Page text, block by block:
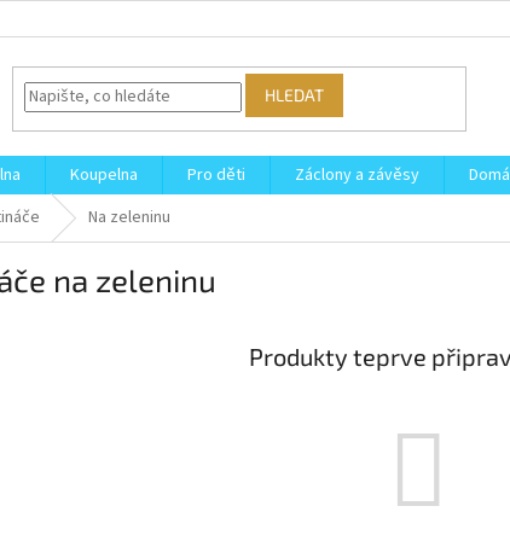
HLEDAT
Koupelna Pro děti Záclony a závěsy
Na zeleninu
na zeleninu
Produkty teprve